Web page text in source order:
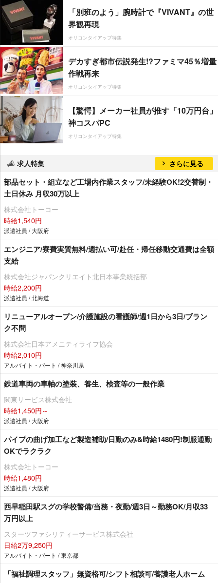
「別班のよう」腕時計で『VIVANT』の世
界観再現
オリコンタイアップ特集
デカすぎ都市伝説発生!?ファミマ45％増量
作戦再来
オリコンタイアップ特集
【驚愕】メーカー社員が推す「10万円台」
神コスパPC
オリコンタイアップ特集
求人特集 さらに見る
部品セット・組立など工場内作業スタッフ/未経験OK!2交替制・
土日休み 月収30万以上
株式会社トーコー
時給1,540円
派遣社員 / 大阪府
エンジニア/寮費実質無料/週払い可/赴任・帰任移動交通費は全額
支給
株式会社ジャパンクリエイト北日本事業統括部
時給2,200円
派遣社員 / 北海道
リニューアルオープン/介護施設の看護師/週1日から3日/ブラン
ク不問
株式会社日本アメニティライフ協会
時給2,010円
アルバイト・パート / 神奈川県
鉄道車両の車軸の塗装、養生、検査等の一般作業
関東サービス株式会社
時給1,450円～
派遣社員 / 大阪府
パイプの曲げ加工など製造補助/日勤のみ&時給1480円!制服通勤
OKでラクラク
株式会社トーコー
時給1,480円
派遣社員 / 大阪府
西早稲田駅スグの学校警備/当務・夜勤/週3日～勤務OK/月収33
万円以上
スターツファシリティーサービス株式会社
日給2万9,250円
アルバイト・パート / 東京都
「福祉調理スタッフ」無資格可/シフト相談可/養護老人ホーム